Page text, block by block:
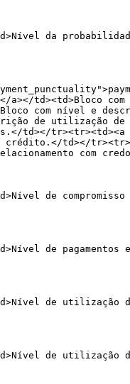
da
a></td><td>Bloco
com nível e
de utilização
td></tr><tr><td><a
crédito.</td></
com
de
de
de
de